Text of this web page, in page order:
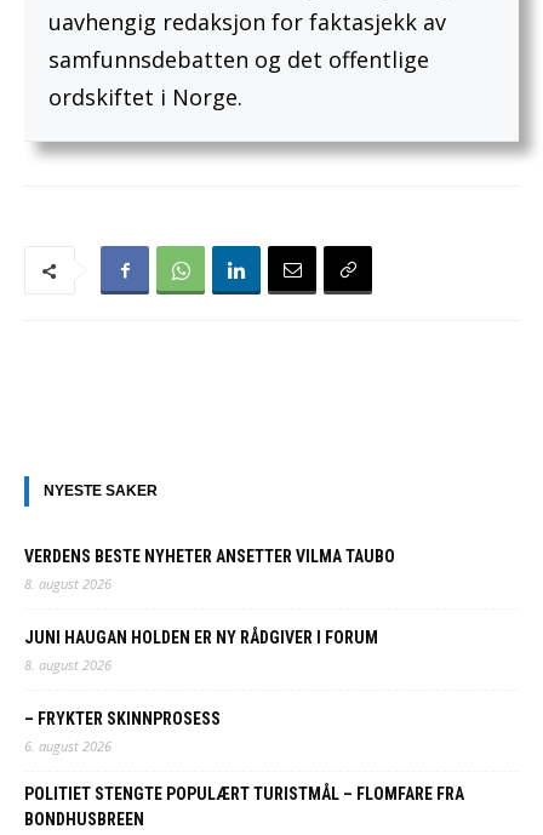
uavhengig redaksjon for faktasjekk av
samfunnsdebatten og det offentlige
ordskiftet i Norge.
NYESTE SAKER
VERDENS BESTE NYHETER ANSETTER VILMA TAUBO
8. august 2026
JUNI HAUGAN HOLDEN ER NY RÅDGIVER I FORUM
8. august 2026
– FRYKTER SKINNPROSESS
6. august 2026
POLITIET STENGTE POPULÆRT TURISTMÅL – FLOMFARE FRA
BONDHUSBREEN